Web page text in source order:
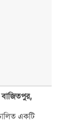
বাজিতপুর,
একটি